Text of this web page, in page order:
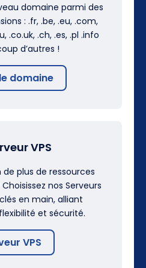
domaine parmi des
: .fr, .be, .eu, .com,
.co.uk, .ch, .es, .pl .info
d’autres !
domaine
VPS
de plus de ressources
nos Serveurs
en main, alliant
et sécurité.
VPS